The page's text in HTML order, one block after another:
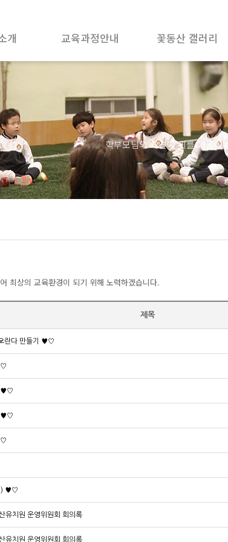
개
방향
환경
교육과정안내
놀이 퍼포먼스
자연 친화교육
꽃동산 갤러리
꽃동산 둘러보기
학부모님의 의견에 귀를 기울이는
최상의 교육환경이 되기 위해 노력하겠습니다.
제목
란다 만들기 ♥♡
♥♡
♥♡
) ♥♡
유치원 운영위원회 회의록
유치원 운영위원회 회의록